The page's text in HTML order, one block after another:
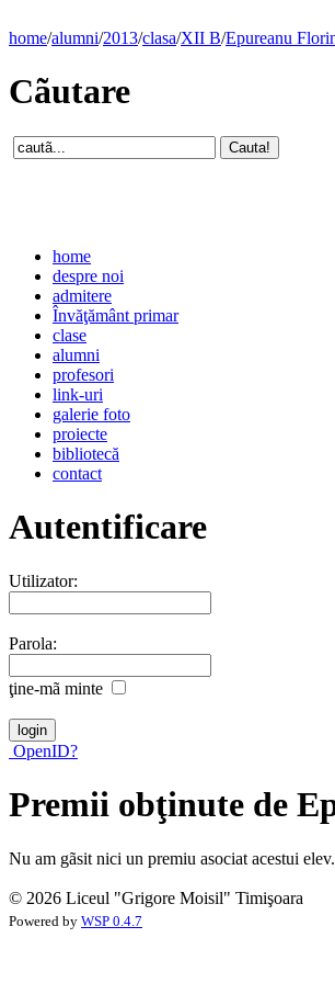
home/alumni/2013/clasa/XII B/Epureanu
Cãutare
home
despre noi
admitere
Învăţământ primar
clase
alumni
profesori
link-uri
galerie foto
proiecte
bibliotecă
contact
Autentificare
Utilizator:
Parola:
ţine-mã minte
OpenID?
Premii obţinute de
Nu am gãsit nici un premiu asociat acestui elev.
© 2026 Liceul "Grigore Moisil" Timişoara
Powered by WSP 0.4.7